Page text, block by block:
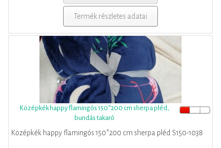
Termék részletes adatai
Középkék happy flamingós 150*200 cm sherpa pléd,
bundás takaró
Középkék happy flamingós 150*200 cm sherpa pléd S150-1038